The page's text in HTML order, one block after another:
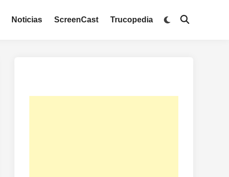
Noticias ScreenCast Trucopedia